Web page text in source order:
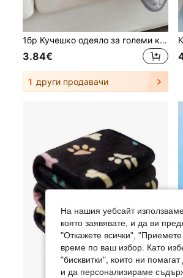
1бр Кучешко одеяло за големи кучета - Миещо се одеяло за домашни любимци - Одеяло за кученца, подходящо както за големи, така и за малки кучета - Меко плюшено двустранно одеяло за кучета, покривало за диван за кучета, сиво с отпечатъци от лапи
3.84€
1 други продавачи
На нашия уебсайт
която заявявате, и да ви
"Откажете всички", "Приемете
време по ваш избор. Като
"бисквитки", които ни
и да персонализираме